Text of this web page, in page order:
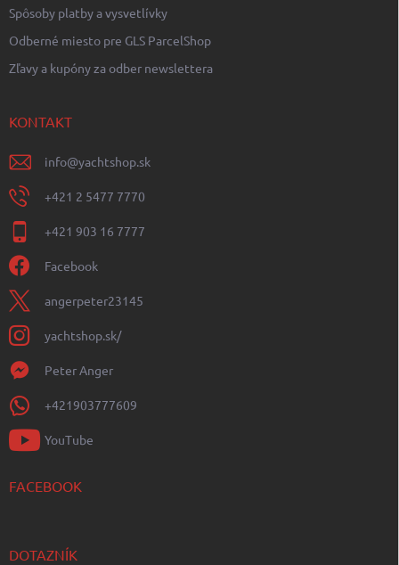
Spôsoby platby a vysvetlívky
Odberné miesto pre GLS ParcelShop
Zľavy a kupóny za odber newslettera
KONTAKT
info@yachtshop.sk
+421 2 5477 7770
+421 903 16 7777
Facebook
angerpeter23145
yachtshop.sk/
Peter Anger
+421903777609
YouTube
FACEBOOK
DOTAZNÍK